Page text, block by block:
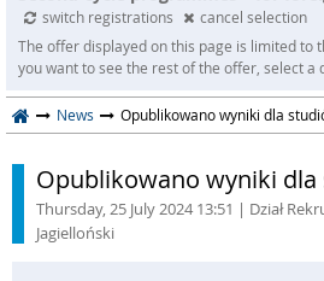
switch registrations
cancel selection
The offer displayed on this page is limited to
you want to see the rest of the offer, select
News Opublikowano wyniki dla
Opublikowano wyniki
Thursday, 25 July 2024 13:51 | Dział
Jagielloński